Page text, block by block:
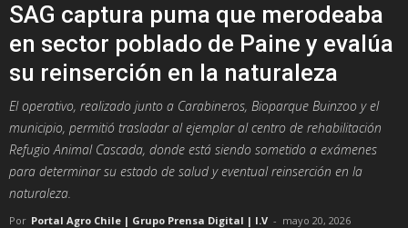
SAG captura puma que merodeaba
en sector poblado de Paine y evalúa
su reinserción en la naturaleza
El operativo, realizado junto a Carabineros, Bioparque Buinzoo y el
municipio, permitió trasladar al ejemplar al centro de rehabilitación
Refugio Animal Cascada, donde está siendo sometido a exámenes
para determinar su estado de salud y eventual reinserción en la
naturaleza.
Por Portal Agro Chile | Grupo Prensa Digital | I.V - mayo 20, 2026